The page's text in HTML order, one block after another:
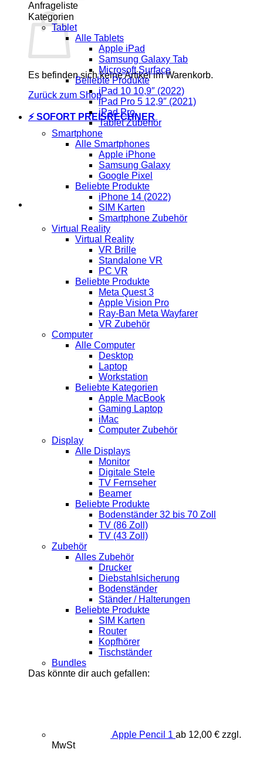
Anfrageliste
Es befinden sich keine Artikel im Warenkorb.
Zurück zum Shop
⚡ SOFORT PREISRECHNER
Kategorien
Tablet
Alle Tablets
Apple iPad
Samsung Galaxy Tab
Microsoft Surface
Beliebte Produkte
iPad 10 10,9″ (2022)
iPad Pro 5 12,9″ (2021)
iPad Pro
Tablet Zubehör
Smartphone
Alle Smartphones
Apple iPhone
Samsung Galaxy
Google Pixel
Beliebte Produkte
iPhone 14 (2022)
SIM Karten
Smartphone Zubehör
Virtual Reality
Virtual Reality
VR Brille
Standalone VR
PC VR
Beliebte Produkte
Meta Quest 3
Apple Vision Pro
Ray-Ban Meta Wayfarer
VR Zubehör
Computer
Alle Computer
Desktop
Laptop
Workstation
Beliebte Kategorien
Apple MacBook
Gaming Laptop
iMac
Computer Zubehör
Display
Alle Displays
Monitor
Digitale Stele
TV Fernseher
Beamer
Beliebte Produkte
Bodenständer 32 bis 70 Zoll
TV (86 Zoll)
TV (43 Zoll)
Zubehör
Alles Zubehör
Drucker
Diebstahlsicherung
Bodenständer
Ständer / Halterungen
Beliebte Produkte
SIM Karten
Router
Kopfhörer
Tischständer
Bundles
Das könnte dir auch gefallen:
Apple Pencil 1 ab 12,00 € zzgl.
MwSt